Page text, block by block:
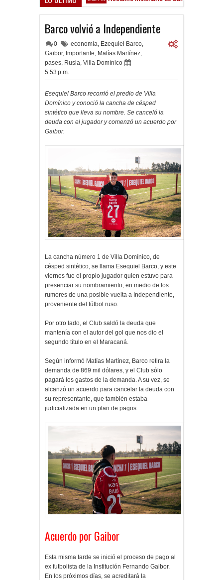
Barco volvió a Independiente
0 economía, Ezequiel Barco,
Gaibor, Importante, Matías Martínez,
pases, Rusia, Villa Domínico
5:53 p.m.
Esequiel Barco recorrió el predio de Villa
Domínico y conoció la cancha de césped
sintético que lleva su nombre. Se canceló la
deuda con el jugador y comenzó un acuerdo por
Gaibor.
La cancha número 1 de Villa Domínico, de
césped sintético, se llama Esequiel Barco, y este
viernes fue el propio jugador quien estuvo para
presenciar su nombramiento, en medio de los
rumores de una posible vuelta a Independiente,
proveniente del fútbol ruso.
Por otro lado, el Club saldó la deuda que
mantenía con el autor del gol que nos dio el
segundo título en el Maracaná.
Según informó Matías Martínez, Barco retira la
demanda de 869 mil dólares, y el Club sólo
pagará los gastos de la demanda. A su vez, se
alcanzó un acuerdo para cancelar la deuda con
su representante, que también estaba
judicializada en un plan de pagos.
Acuerdo por Gaibor
Esta misma tarde se inició el proceso de pago al
ex futbolista de la Institución Fernando Gaibor.
En los próximos días, se acreditará la